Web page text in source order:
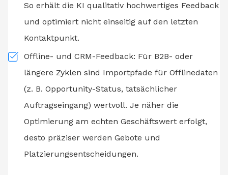
So erhält die KI qualitativ hochwertiges Feedback
und optimiert nicht einseitig auf den letzten
Kontaktpunkt.
Offline- und CRM-Feedback: Für B2B- oder
längere Zyklen sind Importpfade für Offlinedaten
(z. B. Opportunity-Status, tatsächlicher
Auftragseingang) wertvoll. Je näher die
Optimierung am echten Geschäftswert erfolgt,
desto präziser werden Gebote und
Platzierungsentscheidungen.